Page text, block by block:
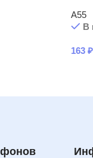
A55
В
163 ₽